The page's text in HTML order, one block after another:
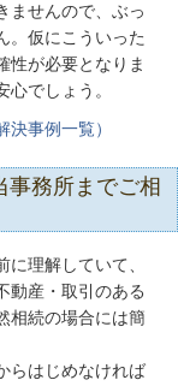
ませんので、ぶっ
。仮にこういった
性が必要となりま
でしょう。
事例一覧）
務所までご相
理解していて、
動産・取引のある
相続の場合には簡
らはじめなければ